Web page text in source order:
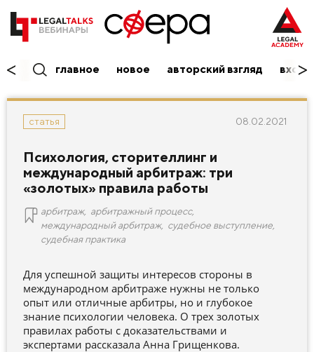
главное новое авторский взгляд вход/
статья 08.02.2021
Психология, сторителлинг и
международный арбитраж: три
«золотых» правила работы
арбитраж, арбитражный процесс,
международный арбитраж, судебное выступление
судебная практика
Для успешной защиты интересов стороны в
международном арбитраже нужны не только
опыт или отличные арбитры, но и глубокое
знание психологии человека. О трех золотых
правилах работы с доказательствами и
экспертами рассказала Анна Грищенкова.